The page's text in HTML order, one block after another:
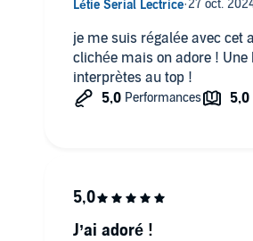
je me suis régalée avec cet
clichée mais on adore !
interprètes au top !
J’ai adoré !